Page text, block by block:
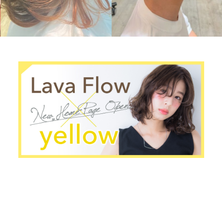
デザインカ
ラー medium